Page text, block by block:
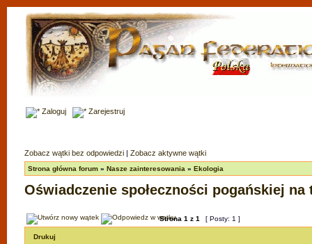
Zaloguj Zarejestruj
Zobacz wątki bez odpowiedzi | Zobacz aktywne wątki
Strona główna forum » Nasze zainteresowania » Ekologia
Oświadczenie społeczności pogańskiej
Strona 1 z 1 [ Posty: 1 ]
Drukuj